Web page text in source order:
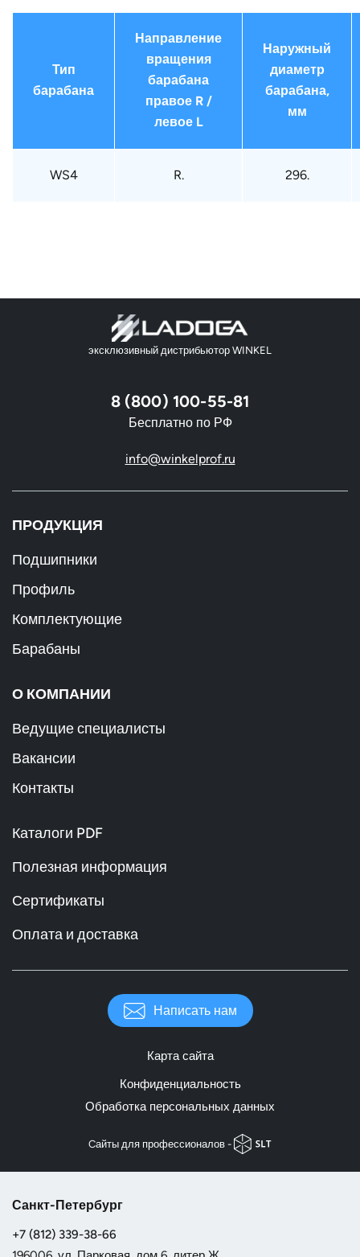
Тип
барабана
Направление
вращения
барабана
правое R /
левое L
Наружный
диаметр
барабана,
мм
WS4 R. 296.
эксклюзивный дистрибьютор WINKEL
8 (800) 100-55-81
Бесплатно по РФ
info@winkelprof.ru
ПРОДУКЦИЯ
Подшипники
Профиль
Комплектующие
Барабаны
О КОМПАНИИ
Ведущие специалисты
Вакансии
Контакты
Каталоги PDF
Полезная информация
Сертификаты
Оплата и доставка
Написать нам
Карта сайта
Конфиденциальность
Обработка персональных данных
Cайты для профессионалов -
Санкт-Петербург
+7 (812) 339-38-66